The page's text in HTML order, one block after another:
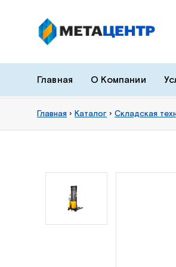
Главная О Компании
Главная › Каталог › Складская